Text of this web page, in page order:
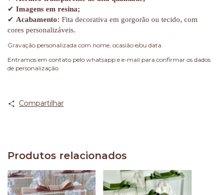
✔ Imagens em resina;
✔ Acabamento: Fita decorativa em gorgorão ou tecido, com
cores personalizáveis.
Gravação personalizada com nome, ocasião e/ou data.
Entramos em contato pelo whatsapp e e-mail para confirmar os dados
de personalização.
Compartilhar
Produtos relacionados